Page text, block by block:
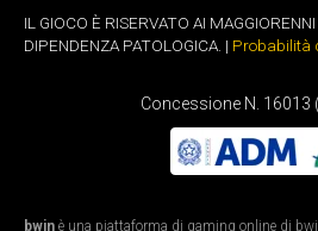
IL GIOCO È RISERVATO AI
DIPENDENZA PATOLOGICA. | Probabilità
Concessione N. 16013
bwin è una piattaforma di gaming online di